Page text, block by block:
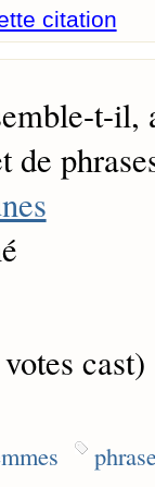
citation
t-il,
de
cast)